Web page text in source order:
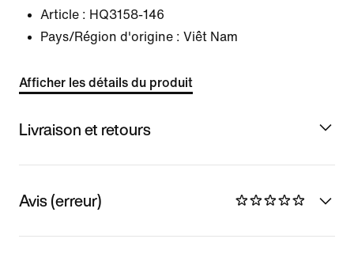
Article : HQ3158-146
Pays/Région d'origine : Viêt Nam
Afficher les détails du produit
Livraison et retours
Avis (erreur)